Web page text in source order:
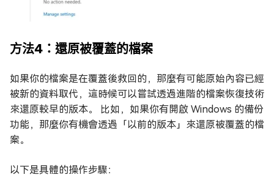
方法4：還原被覆蓋的檔案
如果你的檔案是在覆蓋後救回的，那麼有可能原始內容已經
被新的資料取代，這時候可以嘗試透過進階的檔案恢復技術
來還原較早的版本。 比如，如果你有開啟 Windows 的備份
功能，那麼你有機會透過「以前的版本」來還原被覆蓋的檔
案。
以下是具體的操作步驟：